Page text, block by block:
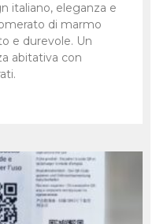
italiano, eleganza e
di marmo
e durevole. Un
abitativa con